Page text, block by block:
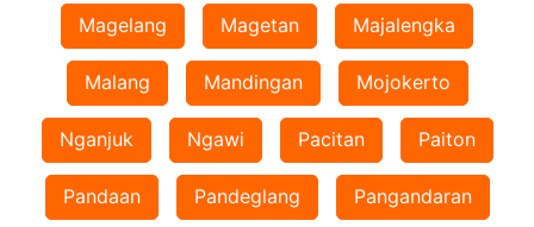
Magelang Magetan Majalengka
Malang Mandingan Mojokerto
Nganjuk Ngawi Pacitan Paiton
Pandaan Pandeglang Pangandaran